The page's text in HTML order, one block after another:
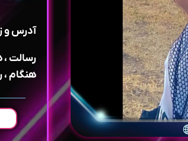
آدرس و
رسالت
هنگام ،